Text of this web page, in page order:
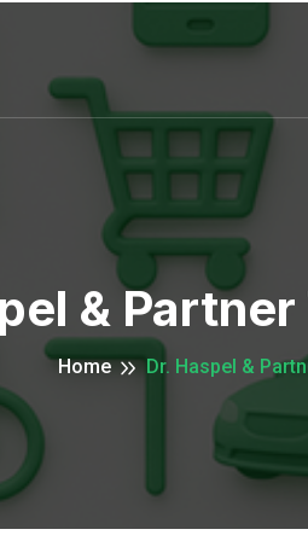
&
Home Dr. Haspel &